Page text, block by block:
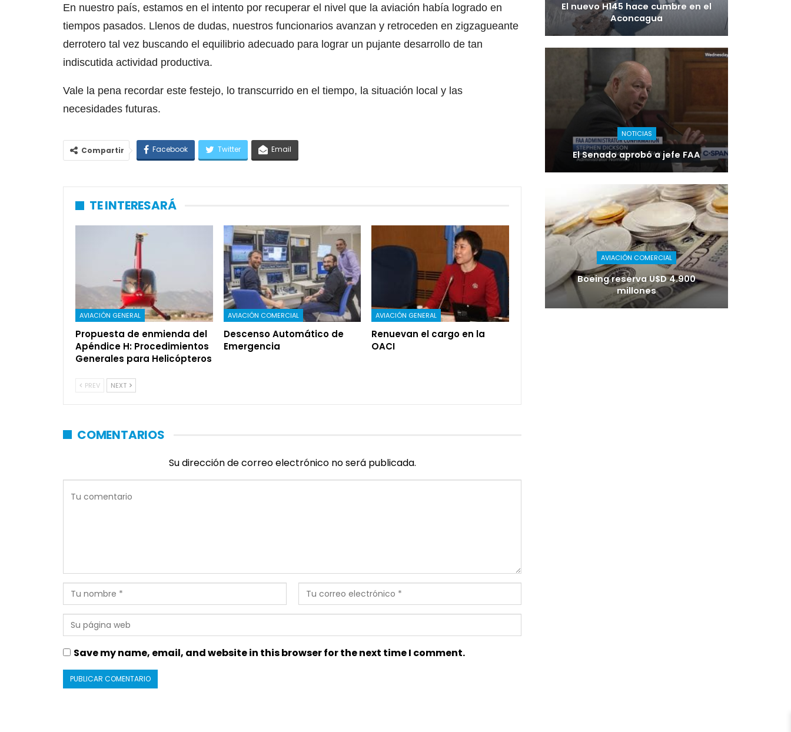
En nuestro país, estamos en el intento por recuperar el nivel que la aviación había logrado en
tiempos pasados. Llenos de dudas, nuestros funcionarios avanzan y retroceden en zigzagueante
derrotero tal vez buscando el equilibrio adecuado para lograr un pujante desarrollo de tan
indiscutida actividad productiva.
Vale la pena recordar este festejo, lo transcurrido en el tiempo, la situación local y las
necesidades futuras.
Compartir Facebook Twitter Email
TE INTERESARÁ
AVIACIÓN GENERAL
Propuesta de enmienda del
Apéndice H: Procedimientos
Generales para Helicópteros
AVIACIÓN COMERCIAL
Descenso Automático de
Emergencia
AVIACIÓN GENERAL
Renuevan el cargo en la
OACI
PREV NEXT
COMENTARIOS
Su dirección de correo electrónico no será publicada.
Save my name, email, and website in this browser for the next time I comment.
El nuevo H145 hace cumbre en el
Aconcagua
NOTICIAS
El Senado aprobó a jefe FAA
AVIACIÓN COMERCIAL
Boeing reserva U$D 4.900
millones